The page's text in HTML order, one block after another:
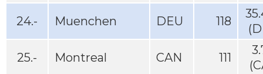
24.- Muenchen DEU 118
25.- Montreal CAN 111